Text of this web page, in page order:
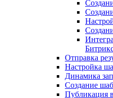
Отправка
Настройка
Динамика
Создание
Публикация